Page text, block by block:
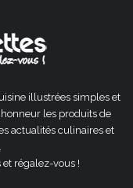
illustrées simples et
les produits de
actualités culinaires et
et régalez-vous !